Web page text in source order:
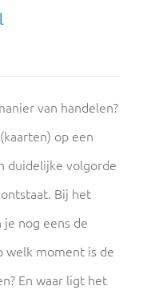
van handelen?
op een
duidelijke volgorde
Bij het
nog eens de
welk moment is de
En waar ligt het